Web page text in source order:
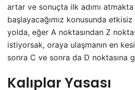
artar ve sonuçta ilk adımı
başlayacağımız konusunda etkisiz
yolda, eğer A noktasından Z
istiyorsak, oraya ulaşmanın en
sonra C ve sonra da D noktasına
Kalıplar Yasası